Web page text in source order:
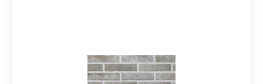
Verpackungsdaten:Paketinhalt: 0,58 m²Paletteninhalt: 58